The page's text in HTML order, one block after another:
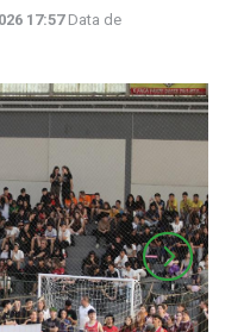
17:57 Data de